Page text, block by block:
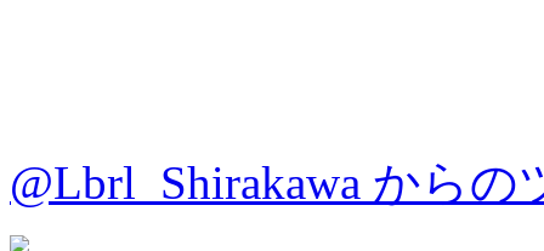
@Lbrl_Shirakawa からの